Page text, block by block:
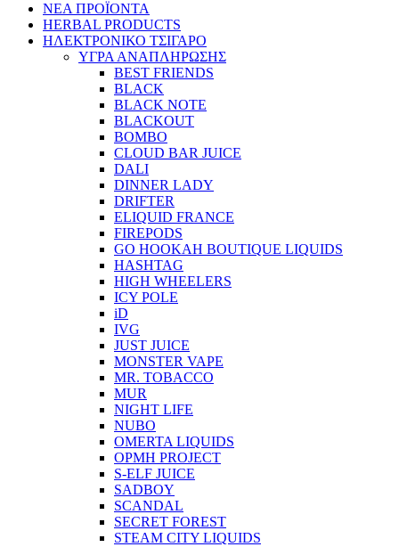
ΝΕΑ ΠΡΟΪΟΝΤΑ
HERBAL PRODUCTS
ΗΛΕΚΤΡΟΝΙΚΟ ΤΣΙΓΑΡΟ
ΥΓΡΑ ΑΝΑΠΛΗΡΩΣΗΣ
BEST FRIENDS
BLACK
BLACK NOTE
BLACKOUT
BOMBO
CLOUD BAR JUICE
DALI
DINNER LADY
DRIFTER
ELIQUID FRANCE
FIREPODS
GO HOOKAH BOUTIQUE LIQUIDS
HASHTAG
HIGH WHEELERS
ICY POLE
iD
IVG
JUST JUICE
MONSTER VAPE
MR. TOBACCO
MUR
NIGHT LIFE
NUBO
OMERTA LIQUIDS
OPMH PROJECT
S-ELF JUICE
SADBOY
SCANDAL
SECRET FOREST
STEAM CITY LIQUIDS